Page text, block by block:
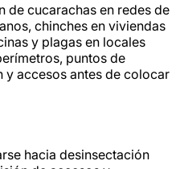
de cucarachas en redes de
chinches en viviendas
y plagas en locales
puntos de
accesos antes de colocar
hacia desinsectación